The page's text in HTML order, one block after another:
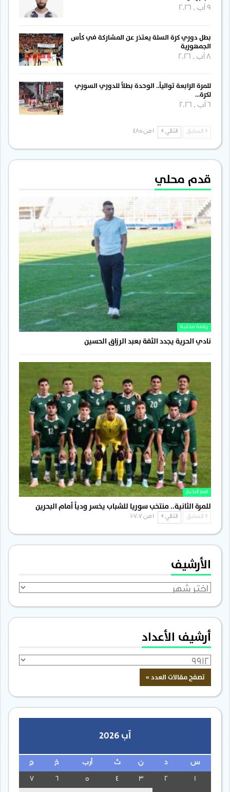
بطل دوري كرة السلة يعتذر عن المشاركة في كأس
الجمهورية
للمرة الرابعة توالياً.. الوحدة بطلاً للدوري السوري
لكرة…
السابق التالي
قدم محلي
رياضة محلية
نادي الحرية يجدد الثقة بعبد الرزاق الحسين
اهم الاخبار
للمرة الثانية.. منتخب سوريا للشباب يخسر ودياً أمام البحرين
السابق التالي
الأرشيف
الأرشيف
أرشيف الأعداد
آب 2026
س ن ث أرب خ ج
3